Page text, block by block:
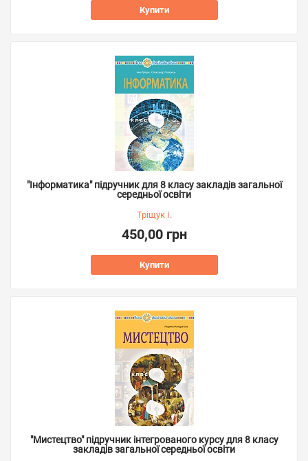
Купити
"Інформатика" підручник для 8 класу закладів загальної
середньої освіти
Тріщук І.
450,00 грн
Купити
"Мистецтво" підручник інтегрованого курсу для 8 класу
закладів загальної середньої освіти